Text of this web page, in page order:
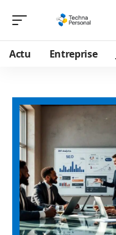
Actu Entreprise